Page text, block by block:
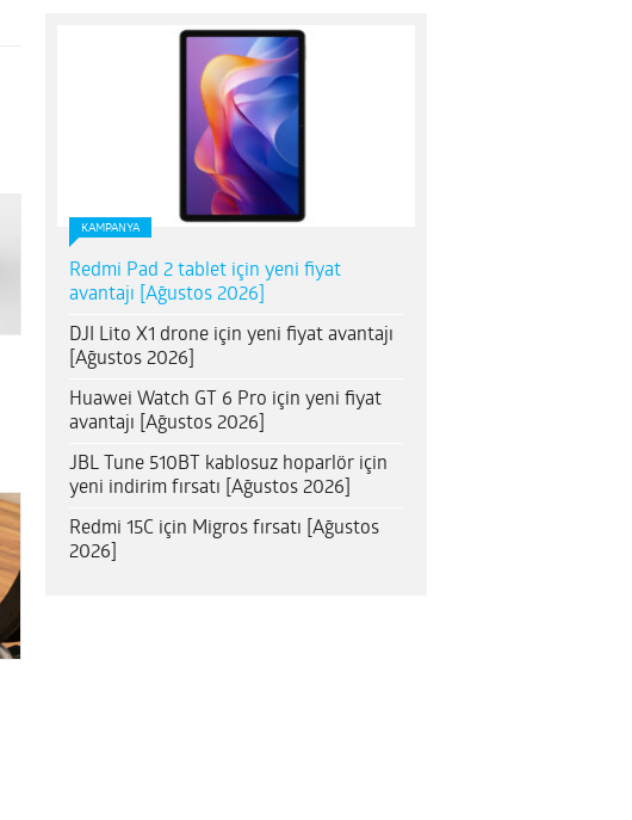
KAMPANYA
Redmi Pad 2 tablet için yeni fiyat
avantajı [Ağustos 2026]
DJI Lito X1 drone için yeni fiyat avantajı
[Ağustos 2026]
Huawei Watch GT 6 Pro için yeni fiyat
avantajı [Ağustos 2026]
JBL Tune 510BT kablosuz hoparlör için
yeni indirim fırsatı [Ağustos 2026]
Redmi 15C için Migros fırsatı [Ağustos
2026]